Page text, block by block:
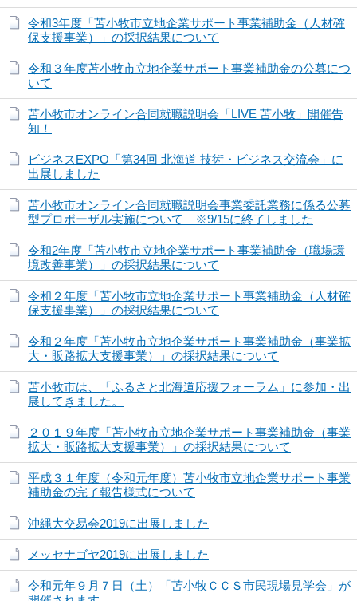
令和3年度「苫小牧市立地企業サポート事業補助金（人材確
保支援事業）」の採択結果について
令和３年度苫小牧市立地企業サポート事業補助金の公募につ
いて
苫小牧市オンライン合同就職説明会「LIVE 苫小牧」開催告
知！
ビジネスEXPO「第34回 北海道 技術・ビジネス交流会」に
出展しました
苫小牧市オンライン合同就職説明会事業委託業務に係る公募
型プロポーザル実施について ※9/15に終了しました
令和2年度「苫小牧市立地企業サポート事業補助金（職場環
境改善事業）」の採択結果について
令和２年度「苫小牧市立地企業サポート事業補助金（人材確
保支援事業）」の採択結果について
令和２年度「苫小牧市立地企業サポート事業補助金（事業拡
大・販路拡大支援事業）」の採択結果について
苫小牧市は、「ふるさと北海道応援フォーラム」に参加・出
展してきました。
２０１９年度「苫小牧市立地企業サポート事業補助金（事業
拡大・販路拡大支援事業）」の採択結果について
平成３１年度（令和元年度）苫小牧市立地企業サポート事業
補助金の完了報告様式について
沖縄大交易会2019に出展しました
メッセナゴヤ2019に出展しました
令和元年９月７日（土）「苫小牧ＣＣＳ市民現場見学会」が